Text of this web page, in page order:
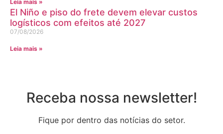
Leia mais »
El Niño e piso do frete devem elevar custos
logísticos com efeitos até 2027
07/08/2026
Leia mais »
Receba nossa newsletter!
Fique por dentro das notícias do setor.